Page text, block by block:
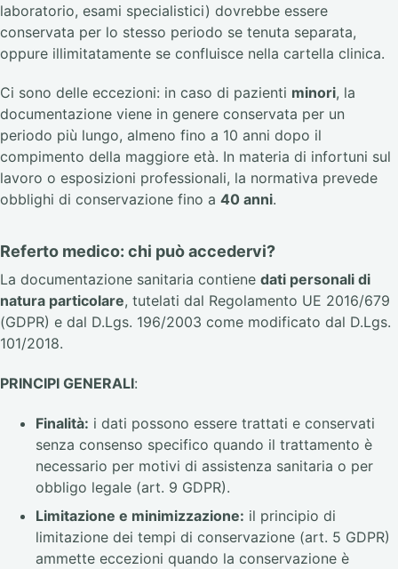
laboratorio, esami specialistici) dovrebbe essere
conservata per lo stesso periodo se tenuta separata,
oppure illimitatamente se confluisce nella cartella clinica.
Ci sono delle eccezioni: in caso di pazienti minori, la
documentazione viene in genere conservata per un
periodo più lungo, almeno fino a 10 anni dopo il
compimento della maggiore età. In materia di infortuni sul
lavoro o esposizioni professionali, la normativa prevede
obblighi di conservazione fino a 40 anni.
Referto medico: chi può accedervi?
La documentazione sanitaria contiene dati personali di
natura particolare, tutelati dal Regolamento UE 2016/679
(GDPR) e dal D.Lgs. 196/2003 come modificato dal D.Lgs.
101/2018.
PRINCIPI GENERALI:
Finalità: i dati possono essere trattati e conservati
senza consenso specifico quando il trattamento è
necessario per motivi di assistenza sanitaria o per
obbligo legale (art. 9 GDPR).
Limitazione e minimizzazione: il principio di
limitazione dei tempi di conservazione (art. 5 GDPR)
ammette eccezioni quando la conservazione è